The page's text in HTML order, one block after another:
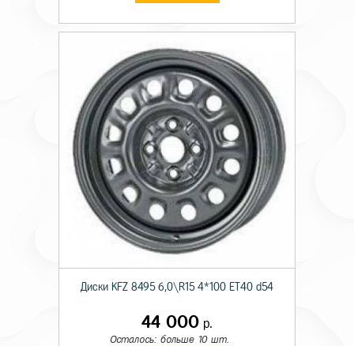
Диски KFZ 8495 6,0\R15 4*100 ET40 d54
44 000 р.
Осталось: больше 10 шт.